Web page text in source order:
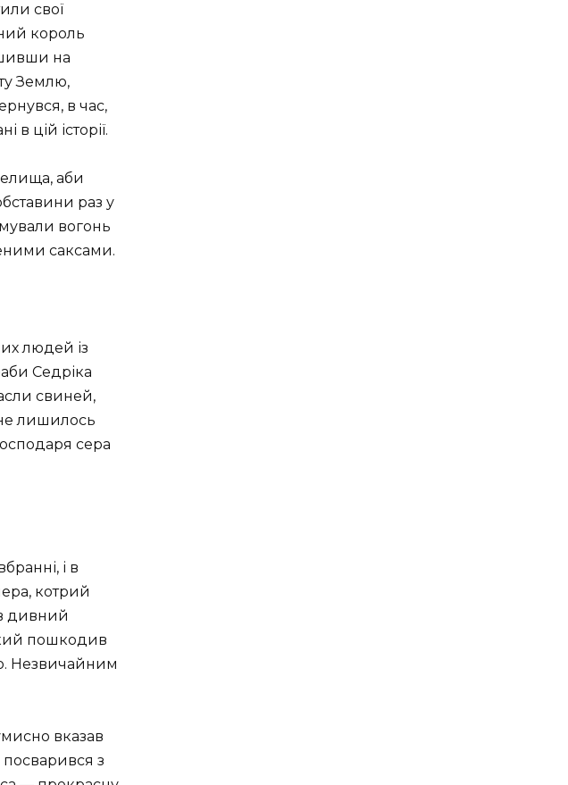
свої
король
на
Землю,
в час,
в цій історії.
аби
раз у
вогонь
саксами.
людей із
Седріка
свиней,
лишилось
сера
і в
котрий
дивний
пошкодив
Незвичайним
вказав
з